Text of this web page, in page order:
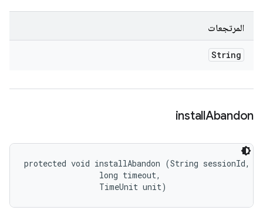
المرتجعات
String
installAbandon
protected void installAbandon (String sessionId,
                long timeout,
                TimeUnit unit)